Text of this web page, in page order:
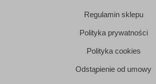
Regulamin sklepu
Polityka prywatności
Polityka cookies
Odstąpienie od umowy